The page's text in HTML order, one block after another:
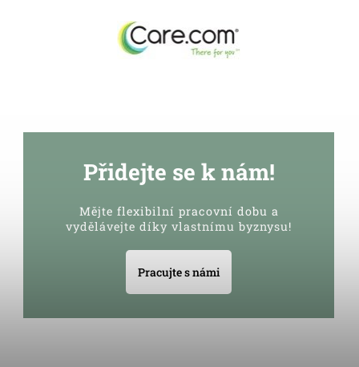
Přidejte se k nám!
Mějte flexibilní pracovní dobu a
vydělávejte díky vlastnímu byznysu!
Pracujte s námi